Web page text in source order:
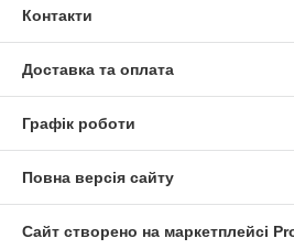
Контакти
Доставка та оплата
Графік роботи
Повна версія сайту
Сайт створено на маркетплейсі